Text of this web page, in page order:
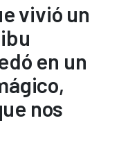
vivió un
en un
nos